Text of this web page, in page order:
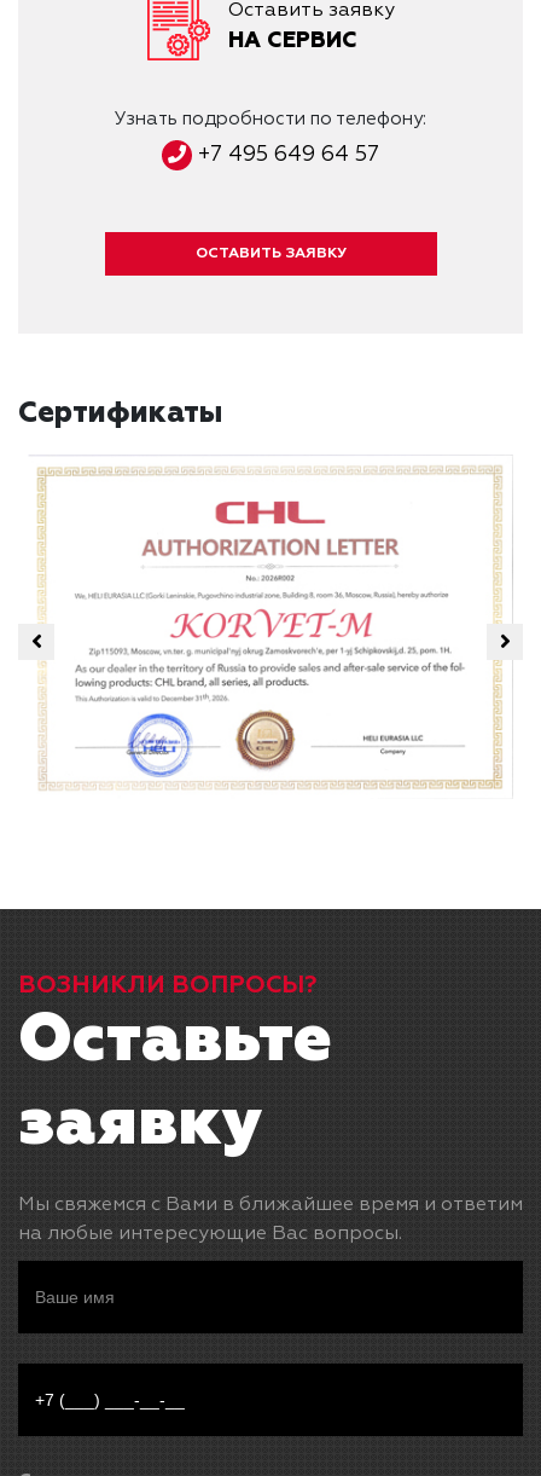
Оставить заявку
НА СЕРВИС
Узнать подробности по телефону:
+7 495 649 64 57
ОСТАВИТЬ ЗАЯВКУ
Сертификаты
ВОЗНИКЛИ ВОПРОСЫ?
Оставьте
заявку
Мы свяжемся с Вами в ближайшее время и ответим
на любые интересующие Вас вопросы.